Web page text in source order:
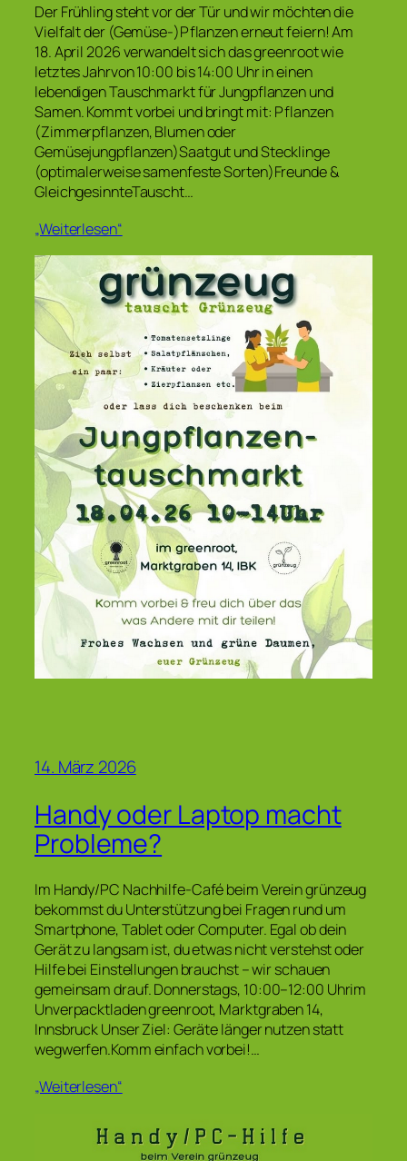
Der Frühling steht vor der Tür und wir möchten die
Vielfalt der (Gemüse-)Pflanzen erneut feiern! Am
18. April 2026 verwandelt sich das greenroot wie
letztes Jahrvon 10:00 bis 14:00 Uhr in einen
lebendigen Tauschmarkt für Jungpflanzen und
Samen. Kommt vorbei und bringt mit: Pflanzen
(Zimmerpflanzen, Blumen oder
Gemüsejungpflanzen)Saatgut und Stecklinge
(optimalerweise samenfeste Sorten)Freunde &
GleichgesinnteTauscht…
„Weiterlesen“
14. März 2026
Handy oder Laptop macht
Probleme?
Im Handy/PC Nachhilfe-Café beim Verein grünzeug
bekommst du Unterstützung bei Fragen rund um
Smartphone, Tablet oder Computer. Egal ob dein
Gerät zu langsam ist, du etwas nicht verstehst oder
Hilfe bei Einstellungen brauchst – wir schauen
gemeinsam drauf. Donnerstags, 10:00–12:00 Uhrim
Unverpacktladen greenroot, Marktgraben 14,
Innsbruck Unser Ziel: Geräte länger nutzen statt
wegwerfen.Komm einfach vorbei!…
„Weiterlesen“